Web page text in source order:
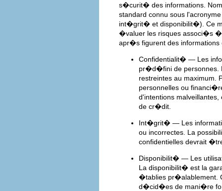
s�curit� des informations.
standard connu sous
int�grit� et disponibilit�). Ce
�valuer les risques associ�s
apr�s figurent des
Confidentialit� — Les
pr�d�fini de personnes.
restreintes au maximum.
personnelles ou
d'intentions
de cr�dit.
Int�grit� — Les
ou incorrectes. La
confidentielles devrait
Disponibilit� — Les
La disponibilit� est la
�tablies pr�alablement.
d�cid�es de mani�re